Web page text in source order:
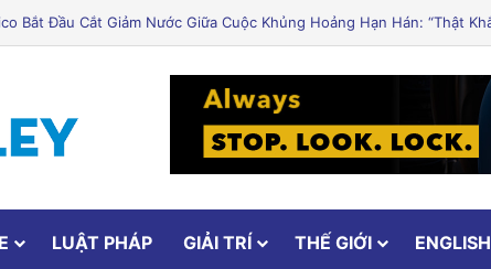
Valley Khởi Động Nâng Cấp Căn Hộ Cũ Kỹ Thuật Hiện Đại
LUẬT PHÁP GIẢI TRÍ THẾ GIỚI ENGLISH